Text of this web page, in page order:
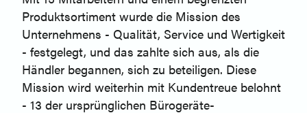
Produktsortiment wurde die Mission des
Unternehmens - Qualität, Service und Wertigkeit
- festgelegt, und das zahlte sich aus, als die
Händler begannen, sich zu beteiligen. Diese
Mission wird weiterhin mit Kundentreue belohnt
- 13 der ursprünglichen Bürogeräte-